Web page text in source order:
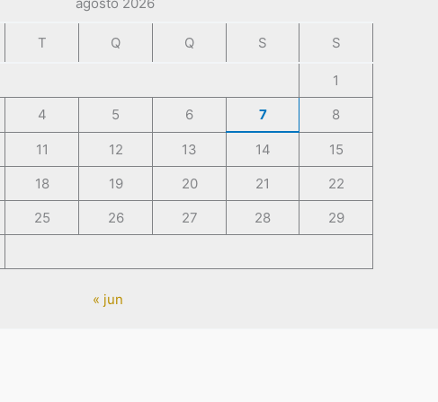
T Q Q S S
1
4 5 6 7 8
11 12 13 14
15
18 19 20 21
22
25 26 27 28
29
« jun